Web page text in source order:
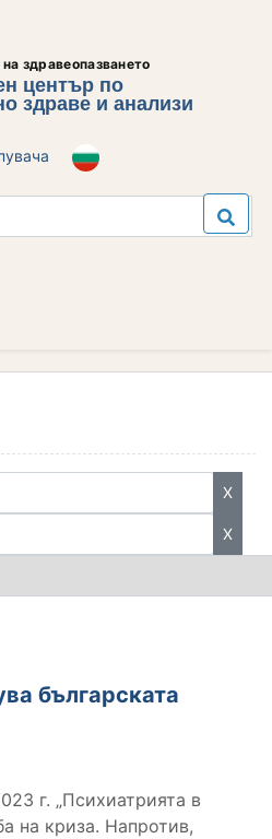
здравеопазването
център по
здраве и анализи
X
X
българската
г. „Психиатрията в
на криза. Напротив,